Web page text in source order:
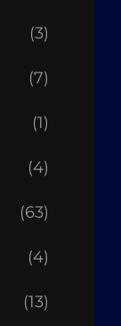
(3)
(7)
(1)
(4)
(63)
(4)
(13)